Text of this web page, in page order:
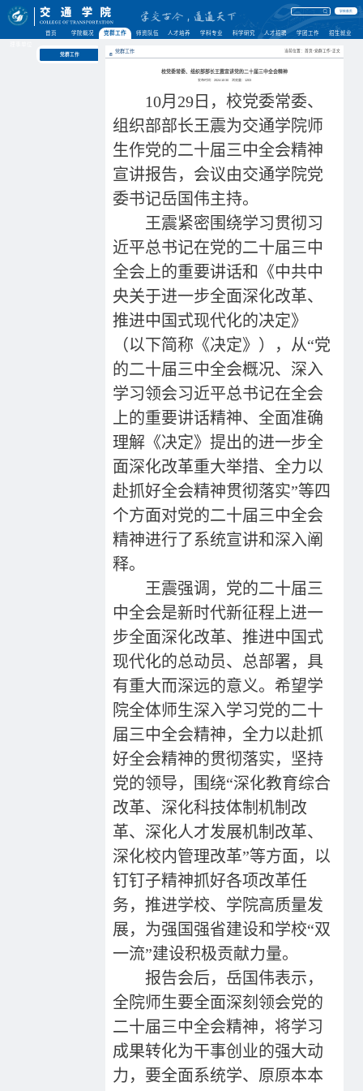
学校首页
首页 学院概况 党群工作 师资队伍 人才培养 学科专业 科学研究 人才招聘 学团工作 招生就业
党群工作
党群工作 当前位置：首页-党群工作-正文
校党委常委、组织部部长王震宣讲党的二十届三中全会精神
发布时间：2024-10-30 浏览量： 1203
10月29日，校党委常委、
组织部部长王震为交通学院师
生作党的二十届三中全会精神
宣讲报告，会议由交通学院党
委书记岳国伟主持。
王震紧密围绕学习贯彻习
近平总书记在党的二十届三中
全会上的重要讲话和《中共中
央关于进一步全面深化改革、
推进中国式现代化的决定》
（以下简称《决定》），从“党
的二十届三中全会概况、深入
学习领会习近平总书记在全会
上的重要讲话精神、全面准确
理解《决定》提出的进一步全
面深化改革重大举措、全力以
赴抓好全会精神贯彻落实”等四
个方面对党的二十届三中全会
精神进行了系统宣讲和深入阐
释。
王震强调，党的二十届三
中全会是新时代新征程上进一
步全面深化改革、推进中国式
现代化的总动员、总部署，具
有重大而深远的意义。希望学
院全体师生深入学习党的二十
届三中全会精神，全力以赴抓
好全会精神的贯彻落实，坚持
党的领导，围绕“深化教育综合
改革、深化科技体制机制改
革、深化人才发展机制改革、
深化校内管理改革”等方面，以
钉钉子精神抓好各项改革任
务，推进学校、学院高质量发
展，为强国强省建设和学校“双
一流”建设积极贡献力量。
报告会后，岳国伟表示，
全院师生要全面深刻领会党的
二十届三中全会精神，将学习
成果转化为干事创业的强大动
力，要全面系统学、原原本本